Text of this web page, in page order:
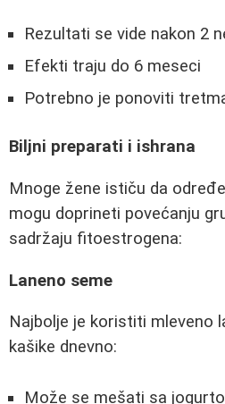
Rezultati se vide nakon 2
Efekti traju do 6 meseci
Potrebno je ponoviti
Biljni preparati i ishrana
Mnoge žene ističu da
mogu doprineti povećanju
sadržaju fitoestrogena:
Laneno seme
Najbolje je koristiti mleveno
kašike dnevno:
Može se mešati sa